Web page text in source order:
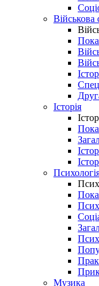
Військова
Історія
Музика